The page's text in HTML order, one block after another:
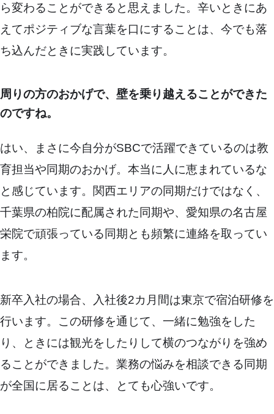
ら変わることができると思えました。辛いときにあ
えてポジティブな言葉を口にすることは、今でも落
ち込んだときに実践しています。
周りの方のおかげで、壁を乗り越えることができた
のですね。
はい、まさに今自分がSBCで活躍できているのは教
育担当や同期のおかげ。本当に人に恵まれているな
と感じています。関西エリアの同期だけではなく、
千葉県の柏院に配属された同期や、愛知県の名古屋
栄院で頑張っている同期とも頻繁に連絡を取ってい
ます。
新卒入社の場合、入社後2カ月間は東京で宿泊研修を
行います。この研修を通じて、一緒に勉強をした
り、ときには観光をしたりして横のつながりを強め
ることができました。業務の悩みを相談できる同期
が全国に居ることは、とても心強いです。